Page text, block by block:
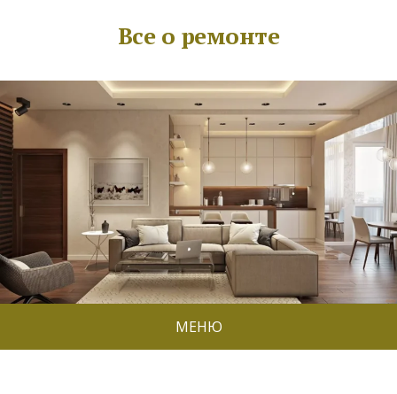
Все о ремонте
МЕНЮ